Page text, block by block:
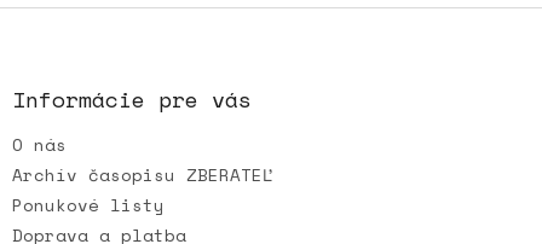
Z
i
e
Informácie pre vás
O nás
Archív časopisu ZBERATEĽ
Ponukové listy
Doprava a platba